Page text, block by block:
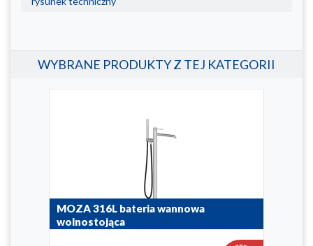
WYBRANE PRODUKTY Z TEJ KATEGORII
MOZA 316L bateria wannowa
wolnostojąca